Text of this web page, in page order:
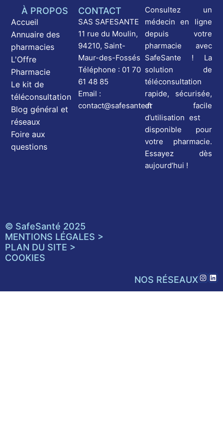
Consultez un
médecin en ligne
depuis votre
pharmacie avec
SafeSante ! La
solution de
téléconsultation
rapide, sécurisée,
et facile
d’utilisation est
disponible pour
votre pharmacie.
Essayez dès
aujourd’hui !
CONTACT
SAS SAFESANTE
11 rue du Moulin,
94210, Saint-
Maur-des-Fossés
Téléphone : 01 70
61 48 85
Email :
contact@safesante.fr
À PROPOS
Accueil
Annuaire des
pharmacies
L'Offre
Pharmacie
Le kit de
téléconsultation
Blog général et
réseaux
Foire aux
questions
© SafeSanté 2025
MENTIONS LÉGALES >
PLAN DU SITE >
COOKIES
NOS RÉSEAUX